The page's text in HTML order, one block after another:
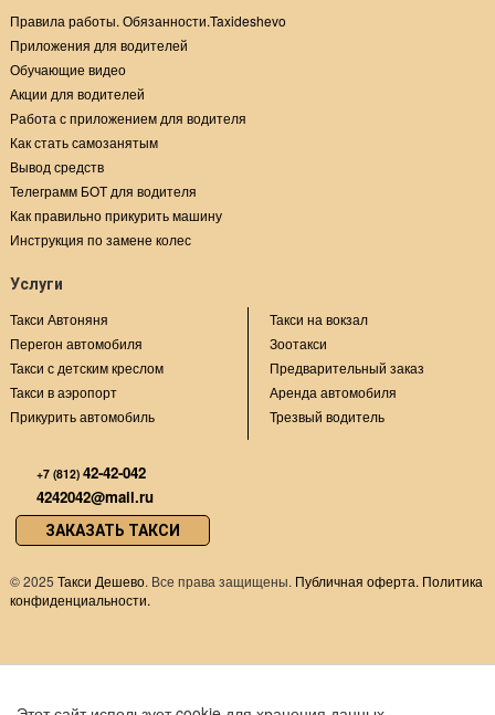
Правила работы. Обязанности.Taxideshevo
Приложения для водителей
Обучающие видео
Акции для водителей
Работа с приложением для водителя
Как стать самозанятым
Вывод средств
Телеграмм БОТ для водителя
Как правильно прикурить машину
Инструкция по замене колес
Услуги
Такси Автоняня
Перегон автомобиля
Такси с детским креслом
Такси в аэропорт
Прикурить автомобиль
Такси на вокзал
Зоотакси
Предварительный заказ
Аренда автомобиля
Трезвый водитель
+7 (812) 42-42-042
4242042@mail.ru
ЗАКАЗАТЬ ТАКСИ
©2025 Такси Дешево. Все права защищены. Публичная оферта. Политика
конфиденциальности.